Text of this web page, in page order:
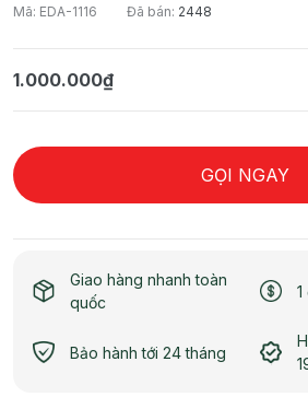
Mã: EDA-1116 Đã bán: 2448
1.000.000₫
GỌI NGAY
Giao hàng nhanh toàn
quốc
Bảo hành tới 24 tháng